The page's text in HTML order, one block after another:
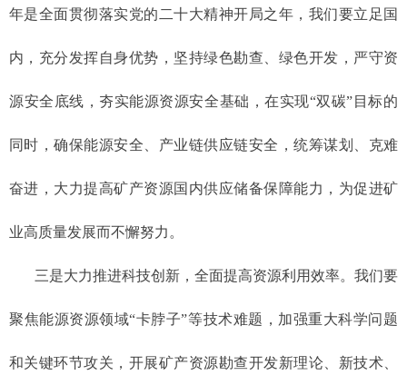
年是全面贯彻落实党的二十大精神开局之年，我们要立足国
内，充分发挥自身优势，坚持绿色勘查、绿色开发，严守资
源安全底线，夯实能源资源安全基础，在实现“双碳”目标的
同时，确保能源安全、产业链供应链安全，统筹谋划、克难
奋进，大力提高矿产资源国内供应储备保障能力，为促进矿
业高质量发展而不懈努力。
三是大力推进科技创新，全面提高资源利用效率。我们要
聚焦能源资源领域“卡脖子”等技术难题，加强重大科学问题
和关键环节攻关，开展矿产资源勘查开发新理论、新技术、